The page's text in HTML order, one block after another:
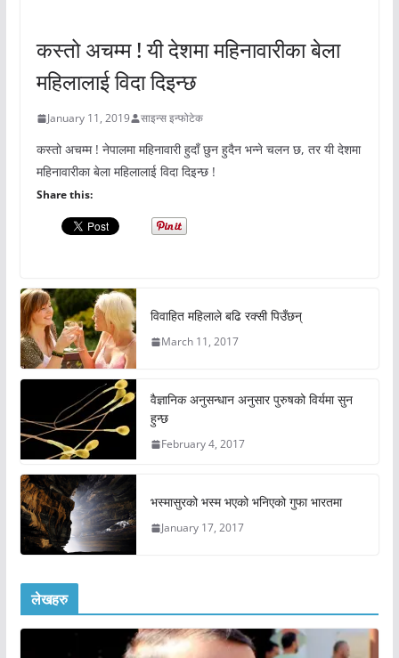
कस्तो अचम्म ! यी देशमा महिनावारीका बेला
महिलालाई विदा दिइन्छ
January 11, 2019 साइन्स इन्फोटेक
कस्तो अचम्म ! नेपालमा महिनावारी हुदाँ छुन हुदैन भन्ने चलन छ, तर यी देशमा
महिनावारीका बेला महिलालाई विदा दिइन्छ !
Share this:
विवाहित महिलाले बढि रक्सी पिउँछन्
March 11, 2017
वैज्ञानिक अनुसन्धान अनुसार पुरुषको विर्यमा सुन
हुन्छ
February 4, 2017
भस्मासुरको भस्म भएको भनिएको गुफा भारतमा
January 17, 2017
लेखहरु